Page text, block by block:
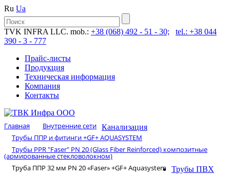
Ru Ua
TVK INFRA LLC. mob.: +38 (068) 492 - 51 - 30;
tel.: +38 044
390 - 3 - 777
Прайс-листы
Продукция
Техническая информация
Компания
Контакты
Главная
Внутренние сети
Трубы ППР и фитинги +GF+ AQUASYSTEM
Трубы PPR "Faser" PN 20 (Glass Fiber Reinforced) композитные
(армированные стекловолокном)
Труба ППР 32 мм PN 20 «Faser» +GF+ Aquasystem
Канализация
Трубы ПВХ